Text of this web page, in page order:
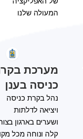
המעולה שלנו
מערכת
כניסה בענן
נהל בקרת כניסה
ויציאה לדלתות
ושערים בארגון
קלה ונוחה מכל